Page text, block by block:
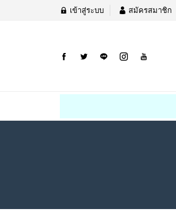
เข้าสู่ระบบ สมัครสมาชิก